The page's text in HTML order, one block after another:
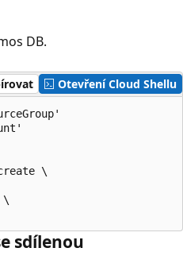
DB.
Otevření Cloud Shellu
\
sdílenou